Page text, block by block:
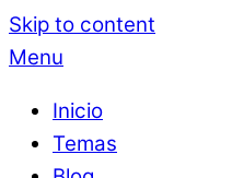
Skip to content
Menu
Inicio
Temas